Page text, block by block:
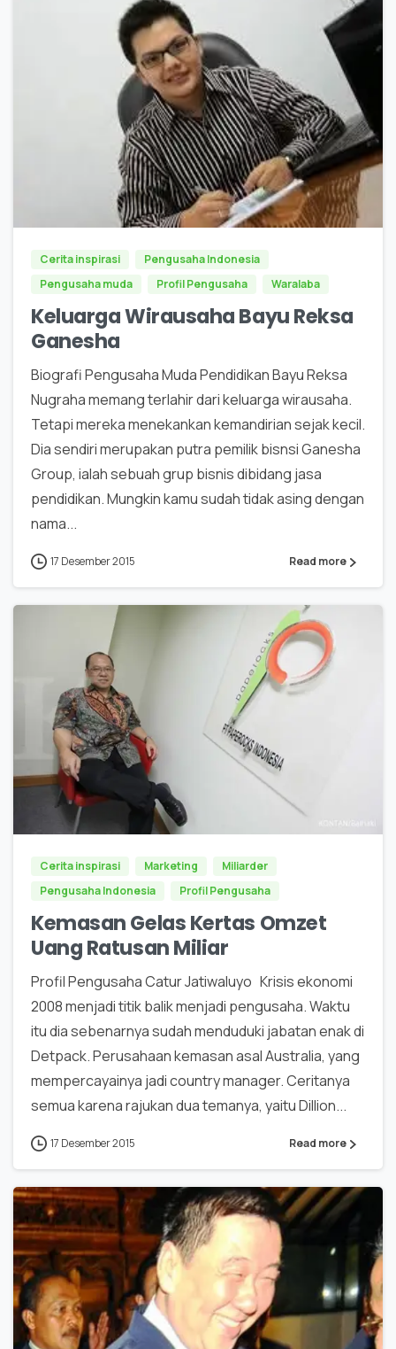
0
Cerita inspirasi
Pengusaha Indonesia
Pengusaha muda
Profil Pengusaha Waralaba
Keluarga Wirausaha Bayu Reksa
Ganesha
Biografi Pengusaha Muda Pendidikan Bayu Reksa
Nugraha memang terlahir dari keluarga wirausaha.
Tetapi mereka menekankan kemandirian sejak kecil.
Dia sendiri merupakan putra pemilik bisnsi Ganesha
Group, ialah sebuah grup bisnis dibidang jasa
pendidikan. Mungkin kamu sudah tidak asing dengan
nama...
17 Desember 2015 Read more
Cerita inspirasi Marketing
Miliarder
Pengusaha Indonesia
Profil Pengusaha
Kemasan Gelas Kertas Omzet
Uang Ratusan Miliar
Profil Pengusaha Catur Jatiwaluyo Krisis ekonomi
2008 menjadi titik balik menjadi pengusaha. Waktu
itu dia sebenarnya sudah menduduki jabatan enak di
Detpack. Perusahaan kemasan asal Australia, yang
mempercayainya jadi country manager. Ceritanya
semua karena rajukan dua temanya, yaitu Dillion...
17 Desember 2015 Read more